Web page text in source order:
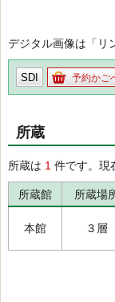
デジタル画像は「リ
SDI 予約かご
所蔵
所蔵は 1 件です。現
所蔵館 所蔵場
本館 ３層